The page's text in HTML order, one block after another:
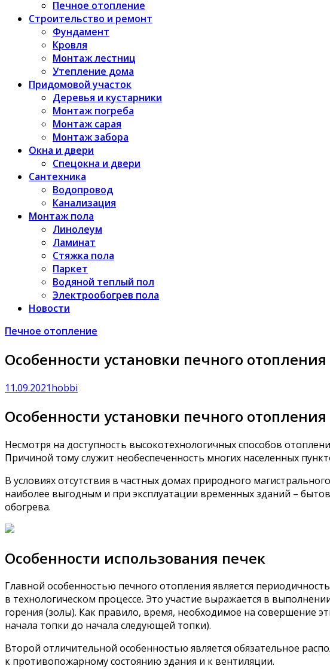
Печное отопление
Строительство и ремонт
Фундамент
Кровля
Монтаж лестниц
Утепление дома
Придомовой участок
Деревья и кустарники
Монтаж погреба
Монтаж сарая
Монтаж забора
Окна и двери
Спецокна и двери
Сантехника
Водопровод
Канализация
Монтаж пола
Линолеум
Ламинат
Стяжка пола
Паркет
Водяной теплый пол
Электрообогрев пола
Новости
Печное отопление
Особенности установки печного
11.09.2021hobbi
Особенности установки печного
Несмотря на доступность высокотехнологичных способов
Причиной тому служит необеспеченность многих населенных
В условиях отсутствия в частных домах природного
наиболее выгодным и при эксплуатации временных зданий –
обогрева.
Особенности использования печек
Главной особенностью печного отопления является
в технологическом процессе. Это участие выражается в
горения (золы). Как правило, время, необходимое на совершение
начала топки до начала следующей топки).
Второй отличительной особенностью является обязательное
к противопожарному состоянию здания и к вентиляции.